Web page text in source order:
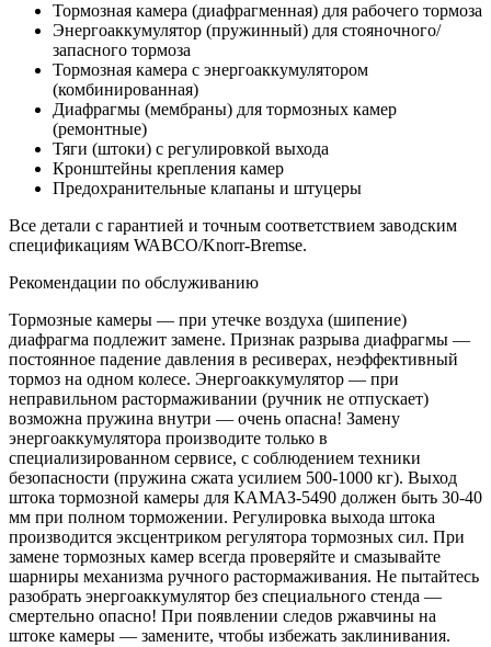
Тормозная камера (диафрагменная) для рабочего тормоза
Энергоаккумулятор (пружинный) для стояночного/
запасного тормоза
Тормозная камера с энергоаккумулятором
(комбинированная)
Диафрагмы (мембраны) для тормозных камер
(ремонтные)
Тяги (штоки) с регулировкой выхода
Кронштейны крепления камер
Предохранительные клапаны и штуцеры
Все детали с гарантией и точным соответствием заводским
спецификациям WABCO/Knorr-Bremse.
Рекомендации по обслуживанию
Тормозные камеры — при утечке воздуха (шипение)
диафрагма подлежит замене. Признак разрыва диафрагмы —
постоянное падение давления в ресиверах, неэффективный
тормоз на одном колесе. Энергоаккумулятор — при
неправильном растормаживании (ручник не отпускает)
возможна пружина внутри — очень опасна! Замену
энергоаккумулятора производите только в
специализированном сервисе, с соблюдением техники
безопасности (пружина сжата усилием 500-1000 кг). Выход
штока тормозной камеры для КАМАЗ-5490 должен быть 30-40
мм при полном торможении. Регулировка выхода штока
производится эксцентриком регулятора тормозных сил. При
замене тормозных камер всегда проверяйте и смазывайте
шарниры механизма ручного растормаживания. Не пытайтесь
разобрать энергоаккумулятор без специального стенда —
смертельно опасно! При появлении следов ржавчины на
штоке камеры — замените, чтобы избежать заклинивания.